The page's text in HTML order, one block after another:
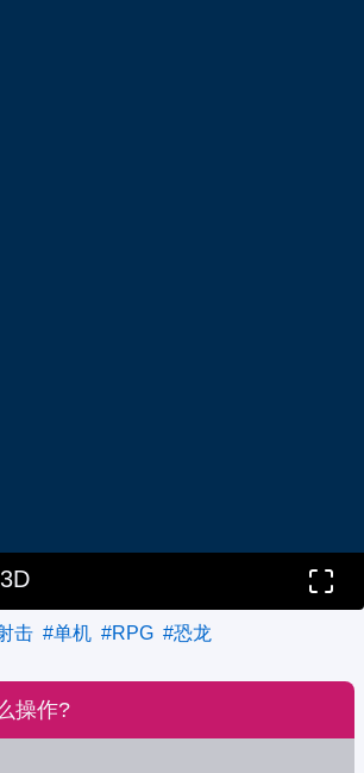
击 #单机 #RPG #恐龙
操作?